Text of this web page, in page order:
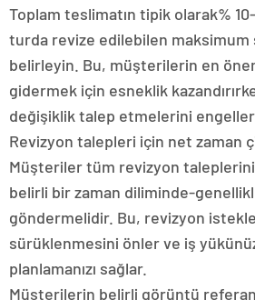
Toplam teslimatın tipik olarak%
turda revize edilebilen maksimum
belirleyin. Bu, müşterilerin en
gidermek için esneklik
değişiklik talep etmelerini engeller.
Revizyon talepleri için net zaman
Müşteriler tüm revizyon
belirli bir zaman diliminde-
göndermelidir. Bu, revizyon
sürüklenmesini önler ve iş
planlamanızı sağlar.
Müşterilerin belirli görüntü